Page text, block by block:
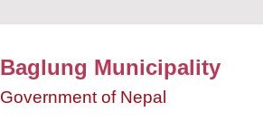
Baglung Municipality
Government of Nepal